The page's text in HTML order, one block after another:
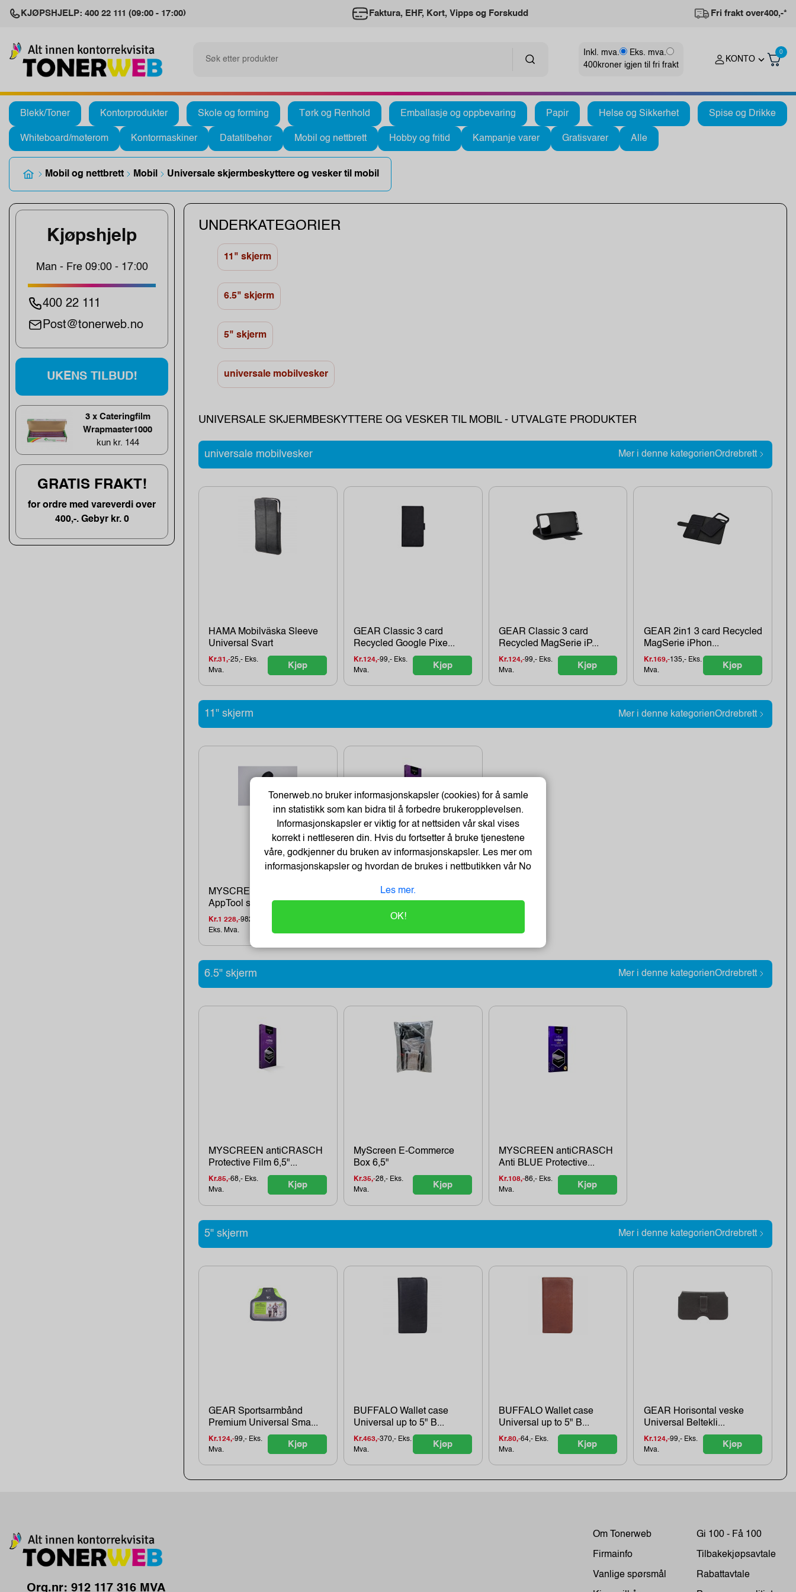
KJØPSHJELP: 400 22 111 (09:00 - 17:00) Faktura, EHF, Kort, Vipps og Forskudd Fri frakt over400,-*
Inkl. mva.
Eks. mva.
400kroner igjen til fri frakt
KONTO
0
Blekk/Toner Kontorprodukter Skole og forming Tørk og Renhold Emballasje og oppbevaring Papir Helse og Sikkerhet Spise og Drikke
Whiteboard/møterom Kontormaskiner Datatilbehør Mobil og nettbrett Hobby og fritid Kampanje varer Gratisvarer Alle
Mobil og nettbrett Mobil Universale skjermbeskyttere og vesker til mobil
Kjøpshjelp
Man - Fre 09:00 - 17:00
400 22 111
Post@tonerweb.no
UKENS TILBUD!
3 x Cateringfilm
Wrapmaster1000
kun kr. 144
GRATIS FRAKT!
for ordre med vareverdi over
400,-. Gebyr kr. 0
UNDERKATEGORIER
11" skjerm
6.5" skjerm
5" skjerm
universale mobilvesker
UNIVERSALE SKJERMBESKYTTERE OG VESKER TIL MOBIL - UTVALGTE PRODUKTER
universale mobilvesker Mer i denne kategorienOrdrebrett
HAMA Mobilväska Sleeve
Universal Svart
Kr.31,-25,- Eks.
Mva.
Kjøp
GEAR Classic 3 card
Recycled Google Pixe...
Kr.124,-99,- Eks.
Mva.
Kjøp
GEAR Classic 3 card
Recycled MagSerie iP...
Kr.124,-99,- Eks.
Mva.
Kjøp
GEAR 2in1 3 card Recycled
MagSerie iPhon...
Kr.169,-135,- Eks.
Mva.
Kjøp
11" skjerm Mer i denne kategorienOrdrebrett
MYSCREEN Cut&Use
AppTool set for Plotter...
Kr.1 228,-982,-
Eks. Mva.
MYSCREEN antiCRASCH
118,- Eks.
6.5" skjerm Mer i denne kategorienOrdrebrett
MYSCREEN antiCRASCH
Protective Film 6,5"...
Kr.85,-68,- Eks.
Mva.
Kjøp
MyScreen E-Commerce
Box 6,5"
Kr.35,-28,- Eks.
Mva.
Kjøp
MYSCREEN antiCRASCH
Anti BLUE Protective...
Kr.108,-86,- Eks.
Mva.
Kjøp
5" skjerm Mer i denne kategorienOrdrebrett
GEAR Sportsarmbånd
Premium Universal Sma...
Kr.124,-99,- Eks.
Mva.
Kjøp
BUFFALO Wallet case
Universal up to 5" B...
Kr.463,-370,- Eks.
Mva.
Kjøp
BUFFALO Wallet case
Universal up to 5" B...
Kr.80,-64,- Eks.
Mva.
Kjøp
GEAR Horisontal veske
Universal Beltekli...
Kr.124,-99,- Eks.
Mva.
Kjøp
Org.nr: 912 117 316 MVA
Om Tonerweb
Firmainfo
Vanlige spørsmål
Gi 100 - Få 100
Tilbakekjøpsavtale
Rabattavtale
Tonerweb.no bruker informasjonskapsler (cookies) for å samle
inn statistikk som kan bidra til å forbedre brukeropplevelsen.
Informasjonskapsler er viktig for at nettsiden vår skal vises
korrekt i nettleseren din. Hvis du fortsetter å bruke tjenestene
våre, godkjenner du bruken av informasjonskapsler. Les mer om
informasjonskapsler og hvordan de brukes i nettbutikken vårNo
Les mer.
OK!